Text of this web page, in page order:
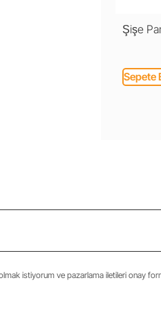
Şişe
Sepete
istiyorum ve pazarlama iletileri onay